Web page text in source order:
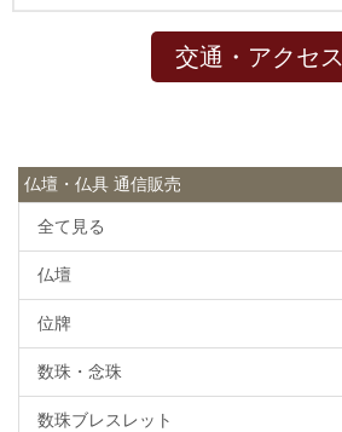
交通・アクセス
仏壇・仏具 通信販売
全て見る
仏壇
位牌
数珠・念珠
数珠ブレスレット